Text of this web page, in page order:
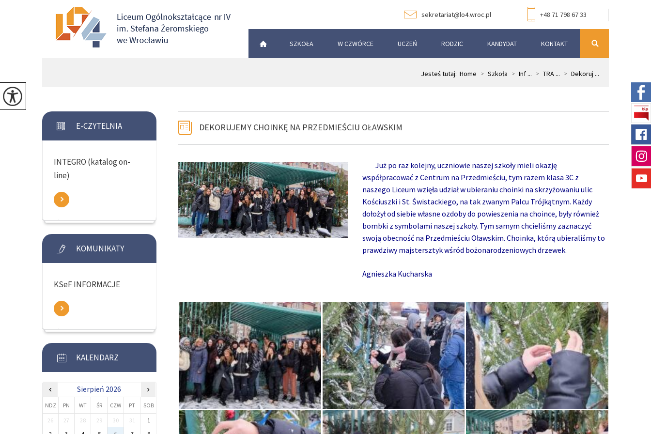
sekretariat@lo4.wroc.pl +48 71 798 67 33
SZKOŁA W CZWÓRCE UCZEŃ RODZIC KANDYDAT KONTAKT
Jesteś tutaj: Home > Szkoła > Inf ... > TRA ... > Dekoruj ...
DEKORUJEMY CHOINKĘ NA PRZEDMIEŚCIU OŁAWSKIM
Już po raz kolejny, uczniowie naszej szkoły mieli okazję
współpracować z Centrum na Przedmieściu, tym razem klasa 3C z
naszego Liceum wzięła udział w ubieraniu choinki na skrzyżowaniu ulic
Kościuszki i St. Świstackiego, na tak zwanym Palcu Trójkątnym. Każdy
dołożył od siebie własne ozdoby do powieszenia na choince, były również
bombki z symbolami naszej szkoły. Tym samym chcieliśmy zaznaczyć
swoją obecność na Przedmieściu Oławskim. Choinka, którą ubieraliśmy to
prawdziwy majstersztyk wśród bożonarodzeniowych drzewek.
Agnieszka Kucharska
E-CZYTELNIA
INTEGRO (katalog on-
line)
KOMUNIKATY
KSeF INFORMACJE
KALENDARZ
‹ Sierpień 2026 ›
NDZ PN WT ŚR CZW PT SOB
26 27 28 29 30 31
1